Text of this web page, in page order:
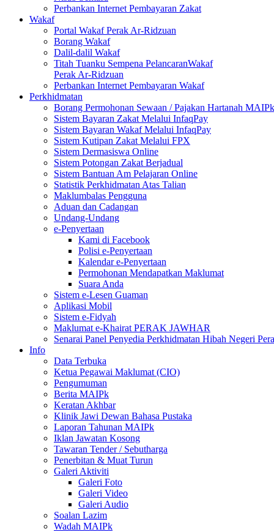
Perbankan Internet Pembayaran Zakat
Wakaf
Portal Wakaf Perak Ar-Ridzuan
Borang Wakaf
Dalil-dalil Wakaf
Titah Tuanku Sempena PelancaranWakaf
Perak Ar-Ridzuan
Perbankan Internet Pembayaran Wakaf
Perkhidmatan
Borang Permohonan Sewaan / Pajakan Hartanah MAIPk
Sistem Bayaran Zakat Melalui InfaqPay
Sistem Bayaran Wakaf Melalui InfaqPay
Sistem Kutipan Zakat Melalui FPX
Sistem Dermasiswa Online
Sistem Potongan Zakat Berjadual
Sistem Bantuan Am Pelajaran Online
Statistik Perkhidmatan Atas Talian
Maklumbalas Pengguna
Aduan dan Cadangan
Undang-Undang
e-Penyertaan
Kami di Facebook
Polisi e-Penyertaan
Kalendar e-Penyertaan
Permohonan Mendapatkan Maklumat
Suara Anda
Sistem e-Lesen Guaman
Aplikasi Mobil
Sistem e-Fidyah
Maklumat e-Khairat PERAK JAWHAR
Senarai Panel Penyedia Perkhidmatan Hibah Negeri
Info
Data Terbuka
Ketua Pegawai Maklumat (CIO)
Pengumuman
Berita MAIPk
Keratan Akhbar
Klinik Jawi Dewan Bahasa Pustaka
Laporan Tahunan MAIPk
Iklan Jawatan Kosong
Tawaran Tender / Sebutharga
Penerbitan & Muat Turun
Galeri Aktiviti
Galeri Foto
Galeri Video
Galeri Audio
Soalan Lazim
Wadah MAIPk